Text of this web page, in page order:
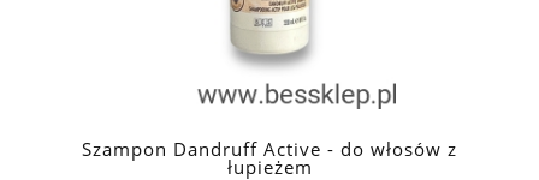
Szampon Dandruff Active - do włosów z
łupieżem